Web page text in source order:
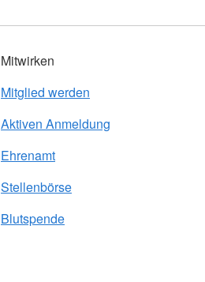
Mitwirken
Mitglied werden
Aktiven Anmeldung
Ehrenamt
Stellenbörse
Blutspende